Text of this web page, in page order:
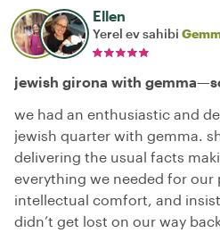
Ellen
Yerel ev sahibi
jewish girona with
we had an enthusiastic and
jewish quarter with gemma.
delivering the usual facts
everything we needed for our
intellectual comfort, and
didn’t get lost on our way